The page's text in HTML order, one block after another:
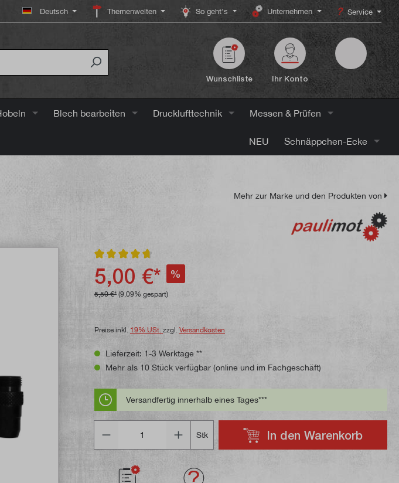
Deutsch Themenwelten So geht's Unternehmen Service
Wunschliste Ihr Konto
Blech bearbeiten Drucklufttechnik Messen & Prüfen
NEU Schnäppchen-Ecke
Mehr zur Marke und den Produkten von
Durchschnittliche Bewertung von 4.6 von 5 Sternen
5,00 €* %
5,50 €* (9.09% gespart)
Preise inkl. 19% USt. zzgl. Versandkosten
Lieferzeit: 1-3 Werktage **
Mehr als 10 Stück verfügbar (online und im Fachgeschäft)
Versandfertig innerhalb eines Tages***
Stk
In den Warenkorb